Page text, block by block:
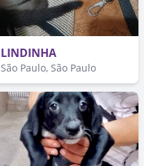
LINDINHA
São Paulo, São Paulo